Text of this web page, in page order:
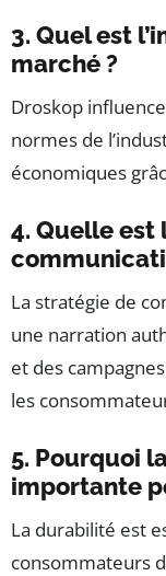
3. Quel est
marché ?
Droskop
normes de
économiques
4. Quelle est
La stratégie de
une narration
et des
les
5. Pourquoi
importante
La durabilité est
consommateurs